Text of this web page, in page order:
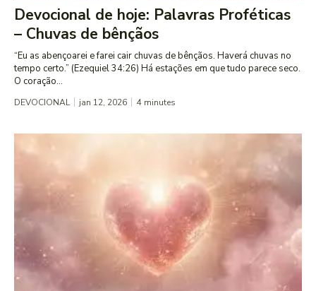
Devocional de hoje: Palavras Proféticas
– Chuvas de bênçãos
“Eu as abençoarei e farei cair chuvas de bênçãos. Haverá chuvas no
tempo certo.” (Ezequiel 34:26) Há estações em que tudo parece seco.
O coração...
DEVOCIONAL jan 12, 2026 4 minutes